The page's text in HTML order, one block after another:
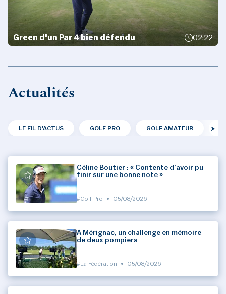
Green d'un Par 4 bien défendu 02:22
Actualités
LE FIL D'ACTUS GOLF PRO GOLF AMATEUR
Céline Boutier : « Contente d’avoir pu
finir sur une bonne note »
#Golf Pro • 05/08/2026
À Mérignac, un challenge en mémoire
de deux pompiers
#La Fédération • 05/08/2026